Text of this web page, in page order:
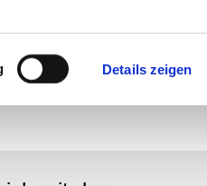
Details zeigen
▪Überblick
Sprachproduktion und Sprachverstehen ▪